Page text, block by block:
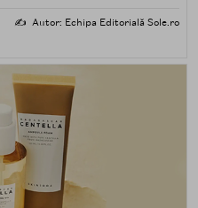
✍️ Autor: Echipa Editorială Sole.ro